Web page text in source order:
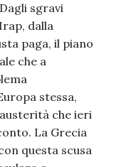
sgravi
dalla
paga, il piano
che a
stessa,
che ieri
La Grecia
questa scusa